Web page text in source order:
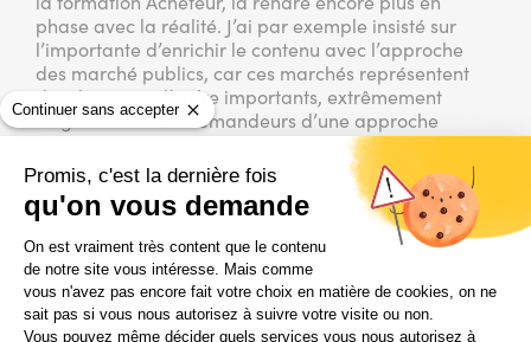
Continuer sans accepter
Promis, c'est la dernière fois
qu'on vous demande
Plateforme de Gestion du
On est vraiment très content que le contenu
de notre site vous intéresse. Mais comme
vous n'avez pas encore fait votre choix en matière de cookies, on ne
sait pas si vous nous autorisez à suivre votre visite ou non.
Vous pouvez même décider quels services vous nous autorisez à
phase avec la réalité. J’ai par exemple insisté sur
l’importante d’enrichir le contenu avec l’approche
des marché publics, car ces marchés représentent
des donneurs d’ordre importants, extrêmement
exigeants et sont demandeurs d’une approche
spécifique. J’ai travaillé en France, en Europe et à
l’international, dans le nucléaire, dans les réseaux de
chaleur, je serai bientôt en poste dans le Génie
climatique… Devenir Acheteur vous emmènera un
peu partout et pourra vous conduire à acheter aussi
bien de la main d’œuvre que des équipements, du
matériel… Mais ce qui ne s’achète pas, c’est le métier.
Il faut l’apprendre, le vivre, multiplier les expériences
et surtout, aimer le contact humain.